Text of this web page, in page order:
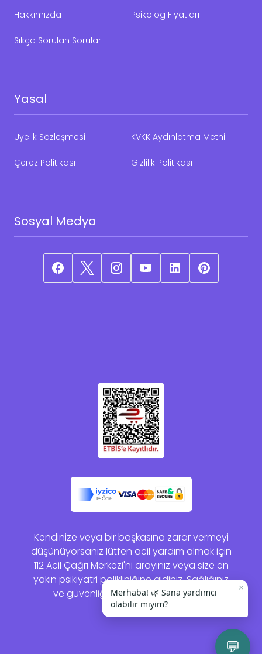
Hakkımızda Psikolog Fiyatları
Sıkça Sorulan Sorular
Yasal
Üyelik Sözleşmesi KVKK Aydınlatma Metni
Çerez Politikası Gizlilik Politikası
Sosyal Medya
Kendinize veya bir başkasına zarar vermeyi
düşünüyorsanız lütfen acil yardım almak için
112 Acil Çağrı Merkezi'ni arayınız veya size en
yakın psikiyatri polikliniğine gidiniz. Sağlığınız
ve güvenliğiniz bizim için önemlidir.
💬
×
Merhaba! 🌿 Sana yardımcı
olabilir miyim?